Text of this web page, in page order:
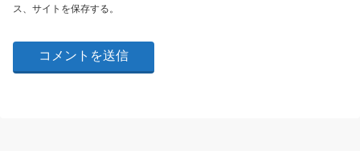
ス、サイトを保存する。